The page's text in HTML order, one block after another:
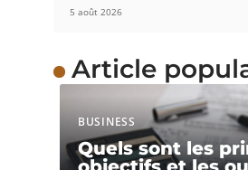
5 août 2026
Article
BUSINESS
Quels sont les